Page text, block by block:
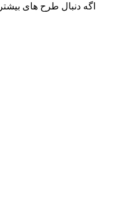
اگه دنبال طرح های بیشتر